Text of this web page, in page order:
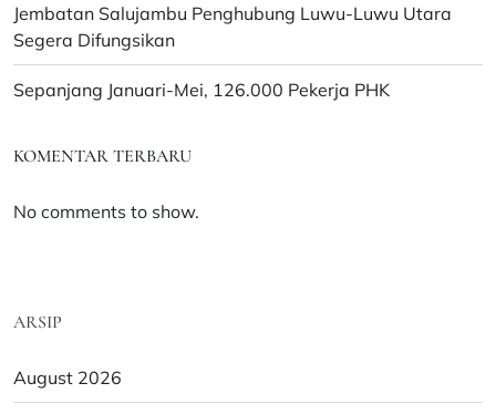
Jembatan Salujambu Penghubung Luwu-Luwu Utara
Segera Difungsikan
Sepanjang Januari-Mei, 126.000 Pekerja PHK
KOMENTAR TERBARU
No comments to show.
ARSIP
August 2026